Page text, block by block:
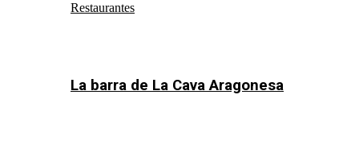
Restaurantes
La barra de La Cava Aragonesa